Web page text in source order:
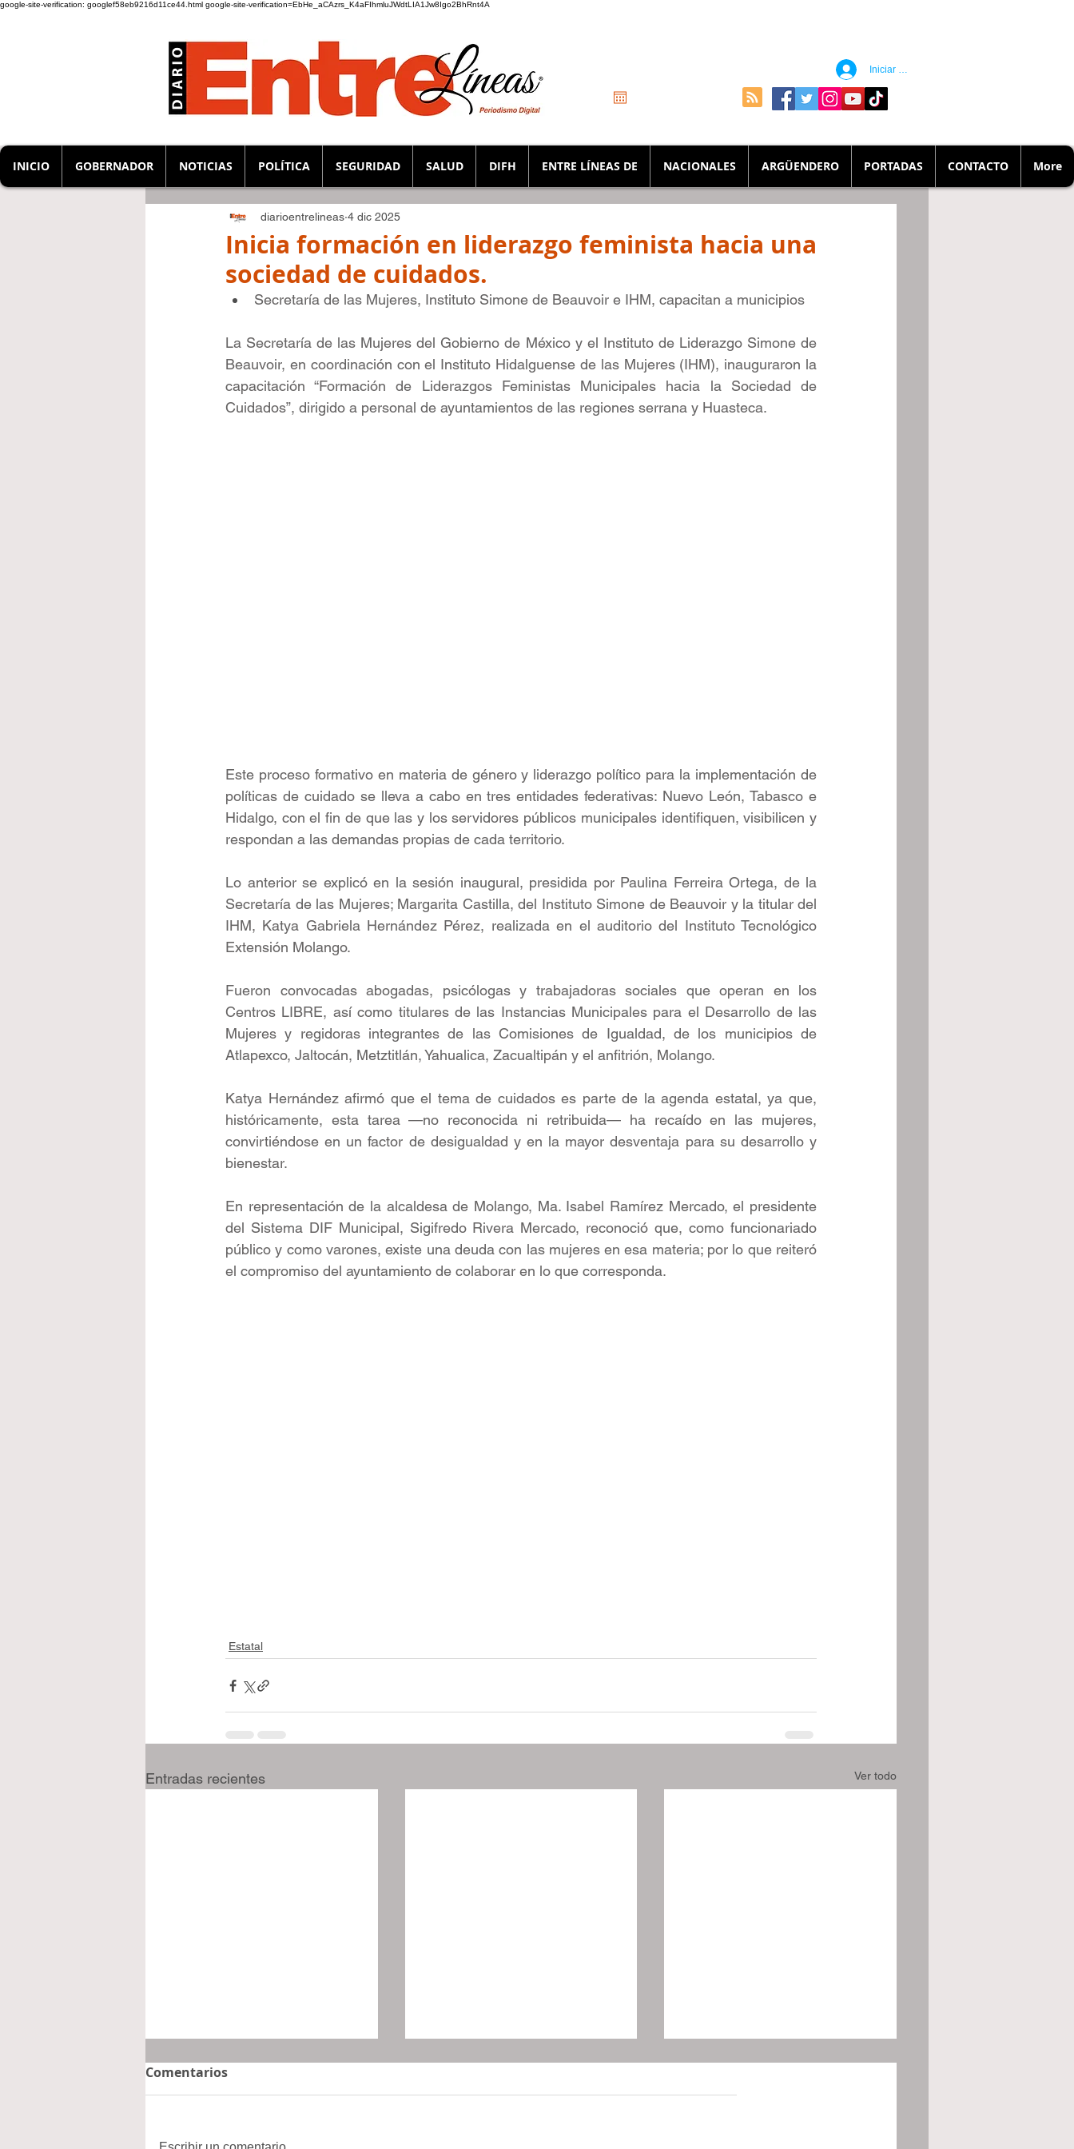
google-site-verification: googlef58eb9216d11ce44.html google-site-verification=EbHe_aCAzrs_K4aFIhmluJWdtLIA1Jw8Igo2BhRnt4A
Iniciar sesión
INICIO GOBERNADOR NOTICIAS POLÍTICA SEGURIDAD SALUD DIFH ENTRE LÍNEAS DE NACIONALES ARGÜENDERO PORTADAS CONTACTO More
Inicia formación en liderazgo feminista hacia una
sociedad de cuidados.
diarioentrelineas 4 dic 2025
Secretaría de las Mujeres, Instituto Simone de Beauvoir e IHM, capacitan a municipios
La Secretaría de las Mujeres del Gobierno de México y el Instituto de Liderazgo Simone de
Beauvoir, en coordinación con el Instituto Hidalguense de las Mujeres (IHM), inauguraron la
capacitación “Formación de Liderazgos Feministas Municipales hacia la Sociedad de
Cuidados”, dirigido a personal de ayuntamientos de las regiones serrana y Huasteca.
Este proceso formativo en materia de género y liderazgo político para la implementación de
políticas de cuidado se lleva a cabo en tres entidades federativas: Nuevo León, Tabasco e
Hidalgo, con el fin de que las y los servidores públicos municipales identifiquen, visibilicen y
respondan a las demandas propias de cada territorio.
Lo anterior se explicó en la sesión inaugural, presidida por Paulina Ferreira Ortega, de la
Secretaría de las Mujeres; Margarita Castilla, del Instituto Simone de Beauvoir y la titular del
IHM, Katya Gabriela Hernández Pérez, realizada en el auditorio del Instituto Tecnológico
Extensión Molango.
Fueron convocadas abogadas, psicólogas y trabajadoras sociales que operan en los
Centros LIBRE, así como titulares de las Instancias Municipales para el Desarrollo de las
Mujeres y regidoras integrantes de las Comisiones de Igualdad, de los municipios de
Atlapexco, Jaltocán, Metztitlán, Yahualica, Zacualtipán y el anfitrión, Molango.
Katya Hernández afirmó que el tema de cuidados es parte de la agenda estatal, ya que,
históricamente, esta tarea —no reconocida ni retribuida— ha recaído en las mujeres,
convirtiéndose en un factor de desigualdad y en la mayor desventaja para su desarrollo y
bienestar.
En representación de la alcaldesa de Molango, Ma. Isabel Ramírez Mercado, el presidente
del Sistema DIF Municipal, Sigifredo Rivera Mercado, reconoció que, como funcionariado
público y como varones, existe una deuda con las mujeres en esa materia; por lo que reiteró
el compromiso del ayuntamiento de colaborar en lo que corresponda.
Estatal
Entradas recientes Ver todo
Comentarios